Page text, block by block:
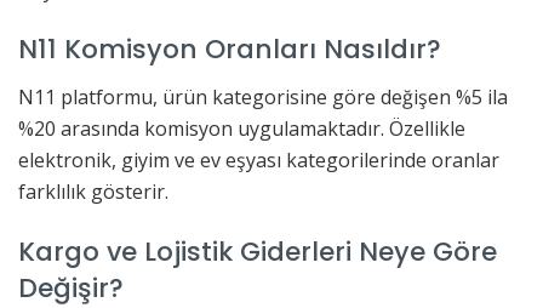
N11 Komisyon Oranları Nasıldır?
N11 platformu, ürün kategorisine göre değişen %5 ila
%20 arasında komisyon uygulamaktadır. Özellikle
elektronik, giyim ve ev eşyası kategorilerinde oranlar
farklılık gösterir.
Kargo ve Lojistik Giderleri Neye Göre
Değişir?